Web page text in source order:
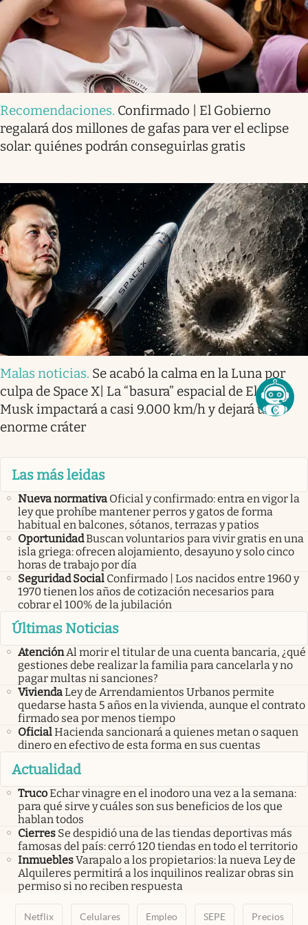
Recomendaciones. Confirmado | El Gobierno
regalará dos millones de gafas para ver el eclipse
solar: quiénes podrán conseguirlas gratis
Malas noticias. Se acabó la calma en la Luna por
culpa de Space X| La “basura” espacial de Elon
Musk impactará a casi 9.000 km/h y dejará un
enorme cráter
Las más leidas
Nueva normativa Oficial y confirmado: entra en vigor la
ley que prohíbe mantener perros y gatos de forma
habitual en balcones, sótanos, terrazas y patios
OportunidadBuscan voluntarios para vivir gratis en una
isla griega: ofrecen alojamiento, desayuno y solo cinco
horas de trabajo por día
Seguridad Social Confirmado | Los nacidos entre 1960 y
1970 tienen los años de cotización necesarios para
cobrar el 100% de la jubilación
Últimas Noticias
AtenciónAl morir el titular de una cuenta bancaria, ¿qué
gestiones debe realizar la familia para cancelarla y no
pagar multas ni sanciones?
ViviendaLey de Arrendamientos Urbanos permite
quedarse hasta 5 años en la vivienda, aunque el contrato
firmado sea por menos tiempo
OficialHacienda sancionará a quienes metan o saquen
dinero en efectivo de esta forma en sus cuentas
Actualidad
TrucoEchar vinagre en el inodoro una vez a la semana:
para qué sirve y cuáles son sus beneficios de los que
hablan todos
Cierres Se despidió una de las tiendas deportivas más
famosas del país: cerró 120 tiendas en todo el territorio
InmueblesVarapalo a los propietarios: la nueva Ley de
Alquileres permitirá a los inquilinos realizar obras sin
permiso si no reciben respuesta
Netflix Celulares Empleo SEPE Precios